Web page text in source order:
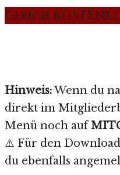
Gleich
Hinweis:Wenn du
direkt im
Menü noch auf
⚠️ Für den
du ebenfalls